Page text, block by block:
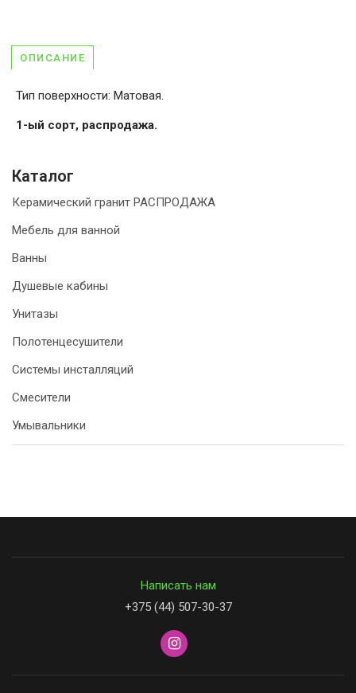
ОПИСАНИЕ
Тип поверхности: Матовая.
1-ый сорт, распродажа.
Каталог
Керамический гранит РАСПРОДАЖА
Мебель для ванной
Ванны
Душевые кабины
Унитазы
Полотенцесушители
Системы инсталляций
Смесители
Умывальники
Написать нам
+375 (44) 507-30-37